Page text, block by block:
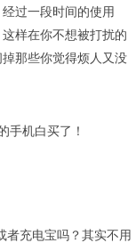
过一段时间的使用
样在你不想被打扰的
那些你觉得烦人又没
者充电宝吗？其实不用